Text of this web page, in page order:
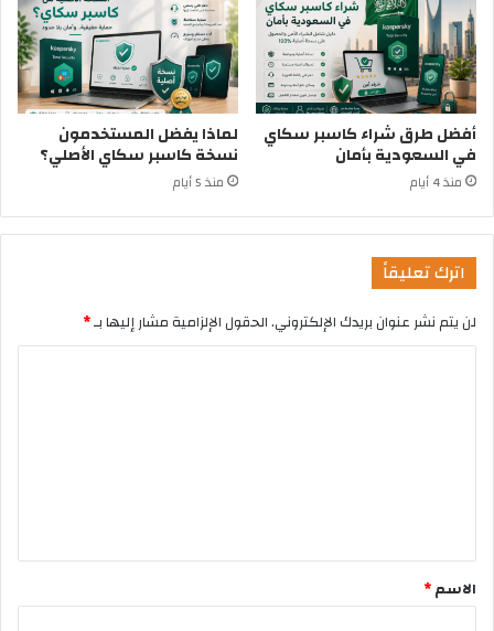
أفضل طرق شراء كاسبر سكاي
في السعودية بأمان
منذ 4 أيام
لماذا يفضل المستخدمون
نسخة كاسبر سكاي الأصلي؟
منذ 5 أيام
اترك تعليقاً
لن يتم نشر عنوان بريدك الإلكتروني.الحقول الإلزامية مشار إليها بـ*
الاسم*